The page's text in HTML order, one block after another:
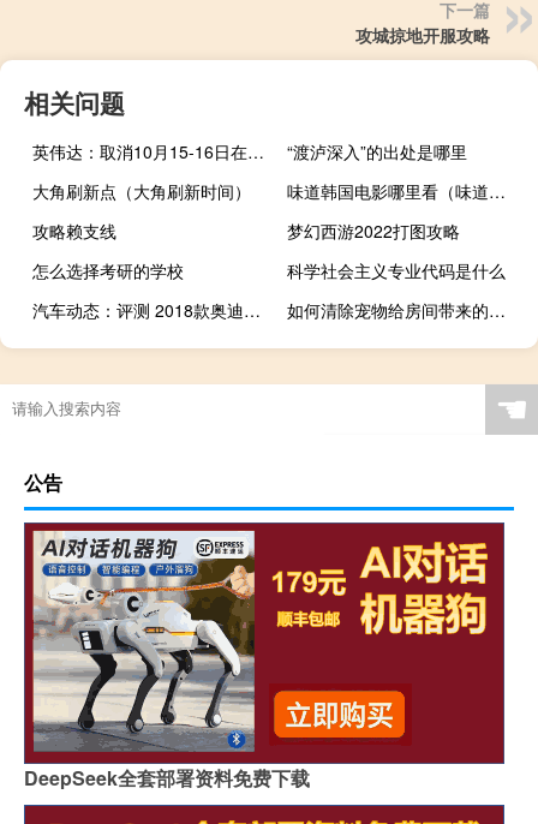
下一篇
攻城掠地开服攻略
相关问题
英伟达：取消10月15-16日在以色列特拉维夫举办现场AI峰会的安排
“渡泸深入”的出处是哪里
大角刷新点（大角刷新时间）
味道韩国电影哪里看（味道韩国电影511）
攻略赖支线
梦幻西游2022打图攻略
怎么选择考研的学校
科学社会主义专业代码是什么
汽车动态：评测 2018款奥迪A4与2018款本田雅阁2.0T谁更值得购买呢
如何清除宠物给房间带来的异味
☚
公告
DeepSeek全套部署资料免费下载